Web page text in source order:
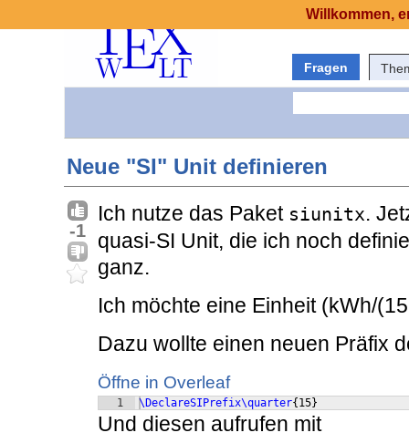
Fragen
Neue "SI" Unit definieren
-1
Ich nutze das Paket siunitx.
quasi-SI Unit, die ich noch
ganz.
Ich möchte eine Einheit (kWh/
Dazu wollte einen neuen Präfix
Öffne in Overleaf
1 \DeclareSIPrefix\quarter{ 15}
Und diesen aufrufen mit
Willkommen,